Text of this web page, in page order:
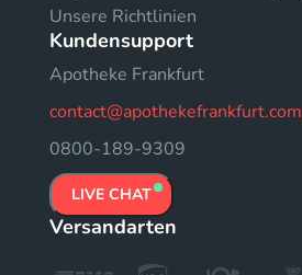
Unsere Richtlinien
Kundensupport
Apotheke Frankfurt
contact@apothekefrankfurt.com
0800-189-9309
LIVE CHAT
Versandarten